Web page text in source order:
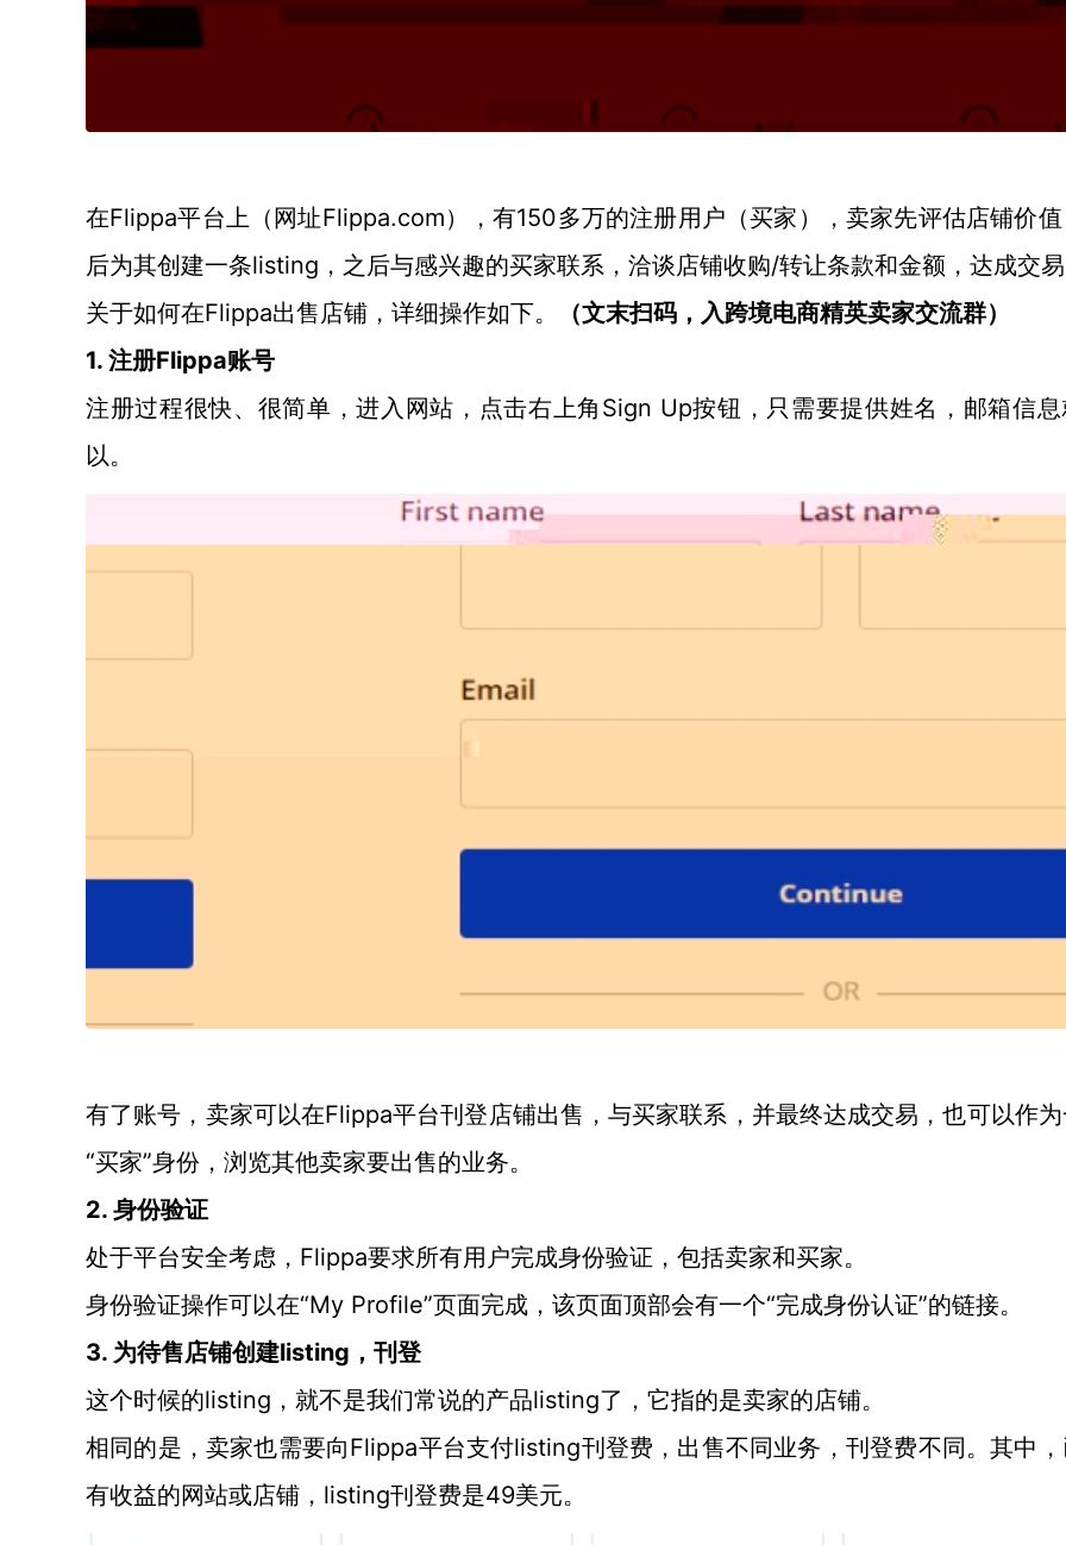
在Flippa平台上（网址Flippa.com），有150多万的注册用户（买家），卖家先评估店铺价
后为其创建一条listing，之后与感兴趣的买家联系，洽谈店铺收购/转让条款和金额，达成交
关于如何在Flippa出售店铺，详细操作如下。 （文末扫码，入跨境电商精英卖家交流群）
1. 注册Flippa账号
注册过程很快、很简单，进入网站，点击右上角 Sign Up按钮，只需要提供姓名，邮箱信
以。
有了账号，卖家可以在Flippa平台刊登店铺出售，与买家联系，并最终达成交易，也可以作
“买家”身份，浏览其他卖家要出售的业务。
2. 身份验证
处于平台安全考虑， Flippa要求所有用户完成身份验证，包括卖家和买家。
身份验证操作可以在“My Profile”页面完成，该页面顶部会有一个“完成身份认证”的链接。
3. 为待售店铺创建listing，刊登
这个时候的listing，就不是我们常说的产品listing了，它指的是卖家的店铺。
相同的是，卖家也需要向Flippa平台支付listing刊登费，出售不同业务，刊登费不同。其中
有收益的网站或店铺，listing刊登费是49美元。